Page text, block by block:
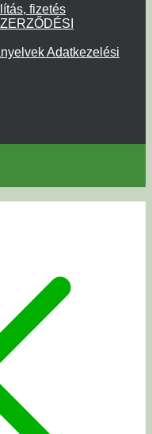
fizetés
Adatkezelési